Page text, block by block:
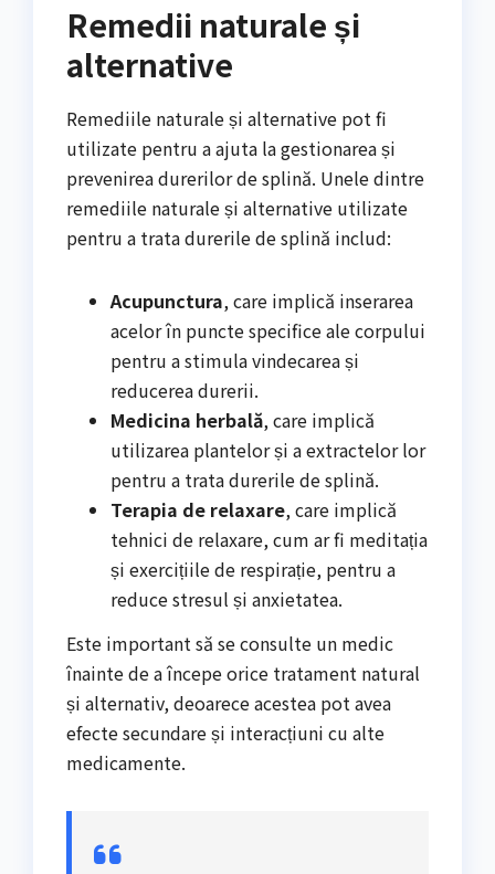
Remedii naturale și
alternative
Remediile naturale și alternative pot fi
utilizate pentru a ajuta la gestionarea și
prevenirea durerilor de splină. Unele dintre
remediile naturale și alternative utilizate
pentru a trata durerile de splină includ:
Acupunctura, care implică inserarea
acelor în puncte specifice ale corpului
pentru a stimula vindecarea și
reducerea durerii.
Medicina herbală, care implică
utilizarea plantelor și a extractelor lor
pentru a trata durerile de splină.
Terapia de relaxare, care implică
tehnici de relaxare, cum ar fi meditația
și exercițiile de respirație, pentru a
reduce stresul și anxietatea.
Este important să se consulte un medic
înainte de a începe orice tratament natural
și alternativ, deoarece acestea pot avea
efecte secundare și interacțiuni cu alte
medicamente.